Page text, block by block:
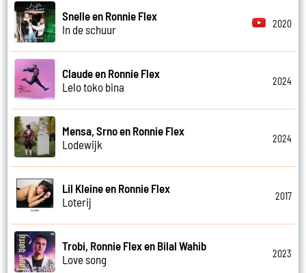
Snelle en Ronnie Flex
In de schuur
2020
Claude en Ronnie Flex
Lelo toko bina
2024
Mensa, Srno en Ronnie Flex
Lodewijk
2024
Lil Kleine en Ronnie Flex
Loterij
2017
Trobi, Ronnie Flex en Bilal Wahib
Love song
2023